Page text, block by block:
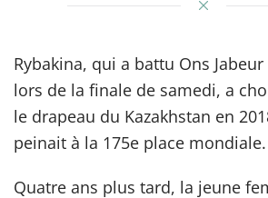
Rybakina, qui a battu Ons
lors de la finale de samedi, a
le drapeau du Kazakhstan en
peinait à la 175e place mondiale.
Quatre ans plus tard, la jeune